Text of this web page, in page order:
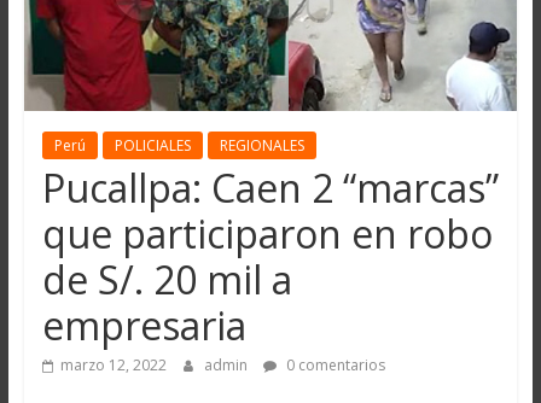
Perú POLICIALES REGIONALES
Pucallpa: Caen 2 “marcas”
que participaron en robo
de S/. 20 mil a
empresaria
marzo 12, 2022 admin 0 comentarios